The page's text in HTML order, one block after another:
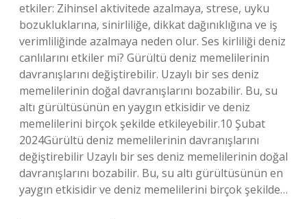
etkiler: Zihinsel aktivitede azalmaya, strese, uyku
bozukluklarına, sinirliliğe, dikkat dağınıklığına ve iş
verimliliğinde azalmaya neden olur. Ses kirliliği deniz
canlılarını etkiler mi? Gürültü deniz memelilerinin
davranışlarını değiştirebilir. Uzaylı bir ses deniz
memelilerinin doğal davranışlarını bozabilir. Bu, su
altı gürültüsünün en yaygın etkisidir ve deniz
memelilerini birçok şekilde etkileyebilir.10 Şubat
2024Gürültü deniz memelilerinin davranışlarını
değiştirebilir Uzaylı bir ses deniz memelilerinin doğal
davranışlarını bozabilir. Bu, su altı gürültüsünün en
yaygın etkisidir ve deniz memelilerini birçok şekilde…